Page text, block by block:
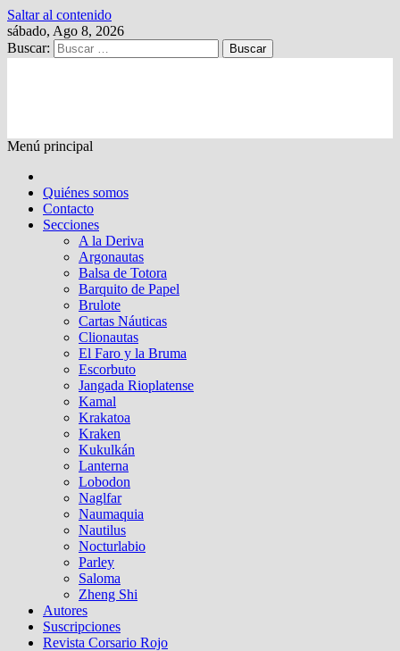
Saltar al contenido
sábado, Ago 8, 2026
Buscar:
Menú principal
Quiénes somos
Contacto
Secciones
A la Deriva
Argonautas
Balsa de Totora
Barquito de Papel
Brulote
Cartas Náuticas
Clionautas
El Faro y la Bruma
Escorbuto
Jangada Rioplatense
Kamal
Krakatoa
Kraken
Kukulkán
Lanterna
Lobodon
Naglfar
Naumaquia
Nautilus
Nocturlabio
Parley
Saloma
Zheng Shi
Autores
Suscripciones
Revista Corsario Rojo